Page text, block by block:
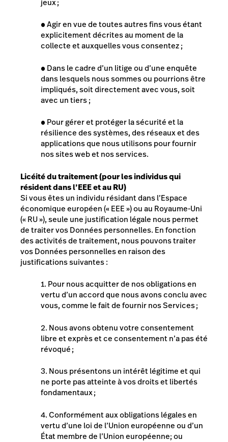
jeux ;
●Agir en vue de toutes autres fins vous étant
explicitement décrites au moment de la
collecte et auxquelles vous consentez ;
● Dans le cadre d’un litige ou d’une enquête
dans lesquels nous sommes ou pourrions être
impliqués, soit directement avec vous, soit
avec un tiers ;
● Pour gérer et protéger la sécurité et la
résilience des systèmes, des réseaux et des
applications que nous utilisons pour fournir
nos sites web et nos services.
Licéité du traitement (pour les individus qui
résident dans l’EEE et au RU)
Si vous êtes un individu résidant dans l’Espace
économique européen (« EEE ») ou au Royaume-Uni
(« RU »), seule une justification légale nous permet
de traiter vos Données personnelles. En fonction
des activités de traitement, nous pouvons traiter
vos Données personnelles en raison des
justifications suivantes :
1. Pour nous acquitter de nos obligations en
vertu d’un accord que nous avons conclu avec
vous, comme le fait de fournir nos Services ;
2. Nous avons obtenu votre consentement
libre et exprès et ce consentement n’a pas été
révoqué ;
3. Nous présentons un intérêt légitime et qui
ne porte pas atteinte à vos droits et libertés
fondamentaux ;
4. Conformément aux obligations légales en
vertu d’une loi de l’Union européenne ou d’un
État membre de l’Union européenne; ou